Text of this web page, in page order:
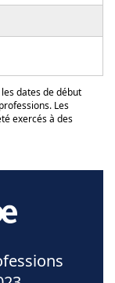
dates de début
Les
exercés à des